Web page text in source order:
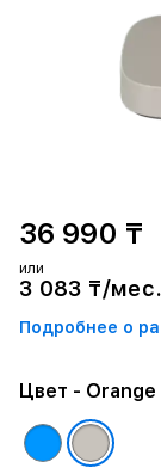
36 990 ₸
или
3 083 ₸/
Подробнее о
Цвет - Orange